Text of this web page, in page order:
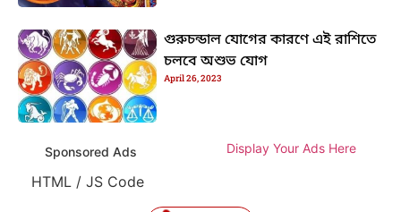
গুরুচন্ডাল যোগের কারণে এই রাশিতে
চলবে অশুভ যোগ
April 26, 2023
Sponsored Ads Display Your Ads Here
HTML / JS Code